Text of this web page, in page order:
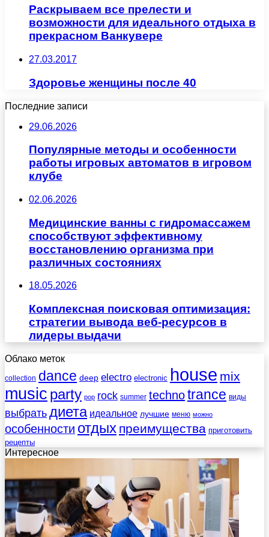
Раскрываем все прелести и
возможности для идеального отдыха в
прекрасном Ванкувере
27.03.2017
Здоровье женщины после 40
Последние записи
29.06.2026
Популярные методы и особенности
работы игровых автоматов в игровом
клубе
02.06.2026
Медицинские ванны с гидромассажем
способствуют эффективному
восстановлению организма при
различных состояниях
18.05.2026
Комплексная поисковая оптимизация:
стратегии вывода веб-ресурсов в
лидеры выдачи
Облако меток
collection dance deep electro electronic house mix
music party pop rock summer technotrance виды
выбратьдиета идеальное лучшие меню можно
особенности отдых преимущества приготовить
рецепты
Интересное